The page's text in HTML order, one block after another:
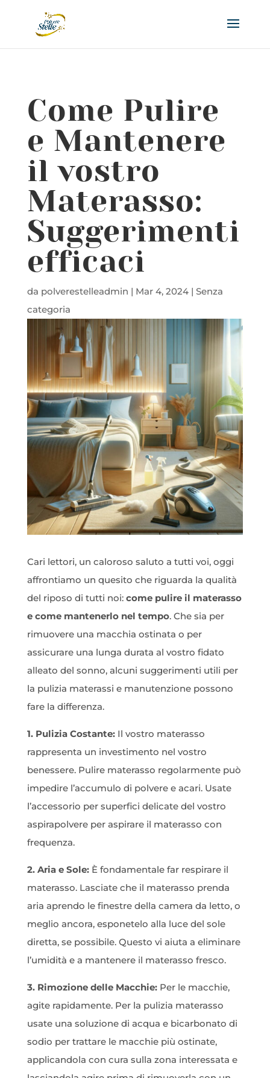
Come Pulire
e Mantenere
il vostro
Materasso:
Suggerimenti
efficaci
da polverestelleadmin | Mar 4, 2024| Senza
categoria
Cari lettori, un caloroso saluto a tutti voi, oggi
affrontiamo un quesito che riguarda la qualità
del riposo di tutti noi: come pulire il materasso
e come mantenerlo nel tempo. Che sia per
rimuovere una macchia ostinata o per
assicurare una lunga durata al vostro fidato
alleato del sonno, alcuni suggerimenti utili per
la pulizia materassi e manutenzione possono
fare la differenza.
1. Pulizia Costante:Il vostro materasso
rappresenta un investimento nel vostro
benessere. Pulire materasso regolarmente può
impedire l’accumulo di polvere e acari. Usate
l’accessorio per superfici delicate del vostro
aspirapolvere per aspirare il materasso con
frequenza.
2. Aria e Sole:È fondamentale far respirare il
materasso. Lasciate che il materasso prenda
aria aprendo le finestre della camera da letto, o
meglio ancora, esponetelo alla luce del sole
diretta, se possibile. Questo vi aiuta a eliminare
l’umidità e a mantenere il materasso fresco.
3. Rimozione delle Macchie:Per le macchie,
agite rapidamente. Per la pulizia materasso
usate una soluzione di acqua e bicarbonato di
sodio per trattare le macchie più ostinate,
applicandola con cura sulla zona interessata e